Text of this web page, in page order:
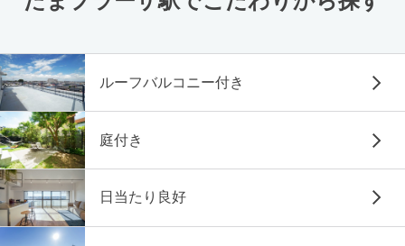
ルーフバルコニー付き
庭付き
日当たり良好